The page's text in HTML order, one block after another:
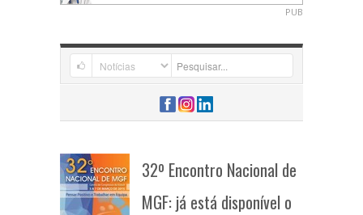
PUB
32º Encontro Nacional de
MGF: já está disponível o